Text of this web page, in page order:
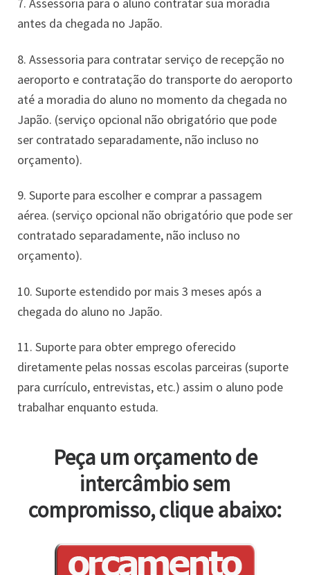
7. Assessoria para o aluno contratar sua moradia
antes da chegada no Japão.
8. Assessoria para contratar serviço de recepção no
aeroporto e contratação do transporte do aeroporto
até a moradia do aluno no momento da chegada no
Japão. (serviço opcional não obrigatório que pode
ser contratado separadamente, não incluso no
orçamento).
9. Suporte para escolher e comprar a passagem
aérea. (serviço opcional não obrigatório que pode ser
contratado separadamente, não incluso no
orçamento).
10. Suporte estendido por mais 3 meses após a
chegada do aluno no Japão.
11. Suporte para obter emprego oferecido
diretamente pelas nossas escolas parceiras (suporte
para currículo, entrevistas, etc.) assim o aluno pode
trabalhar enquanto estuda.
Peça um orçamento de
intercâmbio sem
compromisso, clique abaixo: